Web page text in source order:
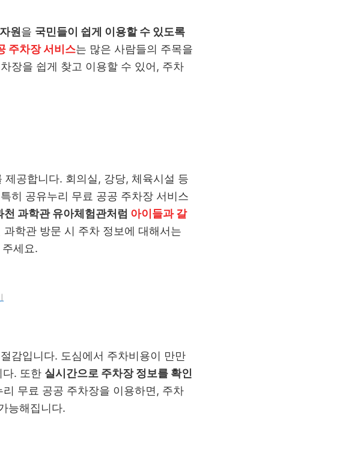
원을 국민들이 쉽게 이용할 수 있도록
주차장 서비스는 많은 사람들의 주목을
장을 쉽게 찾고 이용할 수 있어, 주차
공합니다. 회의실, 강당, 체육시설 등
히 공유누리 무료 공공 주차장 서비스
천 과학관 유아체험관처럼 아이들과 갈
학관 방문 시 주차 정보에 대해서는
세요.
감입니다. 도심에서 주차비용이 만만
다. 또한 실시간으로 주차장 정보를 확인
무료 공공 주차장을 이용하면, 주차
능해집니다.